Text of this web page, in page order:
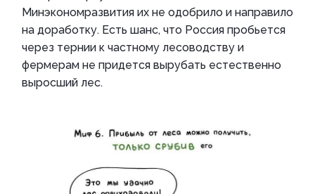
Минэкономразвития их не одобрило и направило
на доработку. Есть шанс, что Россия пробьется
через тернии к частному лесоводству и
фермерам не придется вырубать естественно
выросший лес.